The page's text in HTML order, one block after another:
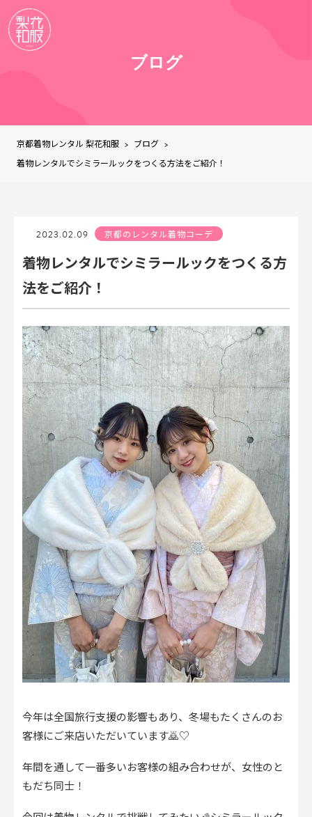
ブログ
京都着物レンタル 梨花和服 > ブログ >
着物レンタルでシミラールックをつくる方法をご紹介！
2023.02.09 京都のレンタル着物コーデ
着物レンタルでシミラールックをつくる方
法をご紹介！
今年は全国旅行支援の影響もあり、冬場もたくさんのお
客様にご来店いただいています🙇♡
年間を通して一番多いお客様の組み合わせが、女性のと
もだち同士！